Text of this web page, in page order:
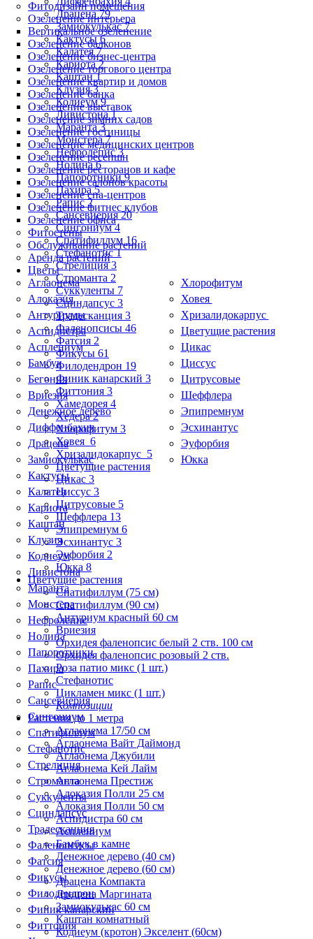
Фитодизайн помещения
Озеленение интерьера
Вертикальное озеленение
Озеленение балконов
Озеленение бизнес-центра
Озеленение торгового центра
Озеленение квартир и домов
Озеленение банка
Озеленение выставок
Озеленение зимних садов
Озеленение гостиницы
Озеленение медицинских центров
Озеленение ресепшн
Озеленение ресторанов и кафе
Озеленение салонов красоты
Озеленение спа-центров
Озеленение фитнес клубов
Озеленение офиса
Фитостены
Обслуживание растений
Аренда растений
Цветы
Аглаонема
Алоказия
Антуриумы
Аспидистра
Асплениум
Бамбук
Бегония
Вриезия
Денежное дерево
Диффенбахия
Драцена
Замиокулькас
Кактусы
Калатея
Кариота
Каштан
Клузия
Кодиеум
Ливистона
Маранта
Монстера
Нефролепис
Нолина
Папоротники
Пахира
Рапис
Сансевиерия
Сингониум
Спатифиллум
Стефанотис
Стрелиция
Строманта
Суккуленты
Сциндапсус
Традесканция
Фаленопсисы
Фатсия
Фикусы
Филодендрон
Финик канарский
Фиттония
Хлорофитум
Ховея
Хризалидокарпус
Цветущие растения
Цикас
Циссус
Цитрусовые
Шеффлера
Эпипремнум
Эсхинантус
Эуфорбия
Юкка
Драцена 79
Замиокулькас 7
Кактусы 6
Калатея 7
Кариота 2
Каштан 1
Клузия 3
Кодиеум 9
Ливистона 1
Маранта 3
Монстера 7
Нефролепис 3
Нолина 6
Папоротники 9
Пахира 5
Рапис 2
Сансевиерия 20
Сингониум 4
Спатифиллум 16
Стефанотис 1
Стрелиция 3
Строманта 2
Суккуленты 7
Сциндапсус 3
Традесканция 3
Фаленопсисы 46
Фатсия 2
Фикусы 61
Филодендрон 19
Финик канарский 3
Фиттония 3
Хамедорея 4
Хедера 2
Хлорофитум 3
Ховея 6
Хризалидокарпус 5
Цветущие растения
Цикас 3
Циссус 3
Цитрусовые 5
Шеффлера 13
Эпипремнум 6
Эсхинантус 3
Эуфорбия 2
Юкка 8
Цветущие растения
Спатифиллум (75 см)
Спатифиллум (90 cм)
Антуриум красный 60 см
Вриезия
Орхидея фаленопсис белый 2 ств. 100 см
Орхидея фаленопсис розовый 2 ств.
Роза патио микс (1 шт.)
Стефанотис
Цикламен микс (1 шт.)
Композиции
Растения до 1 метра
Аглаонема 17/50 см
Аглаонема Вайт Даймонд
Аглаонема Джубили
Аглаонема Кей Лайм
Аглаонема Престиж
Алоказия Полли 25 см
Алоказия Полли 50 см
Аспидистра 60 см
Асплениум
Бамбук в камне
Денежное дерево (40 cм)
Денежное дерево (60 см)
Драцена Компакта
Драцена Маргината
Замиокулькас 60 см
Каштан комнатный
Кодиеум (кротон) Экселент (60см)